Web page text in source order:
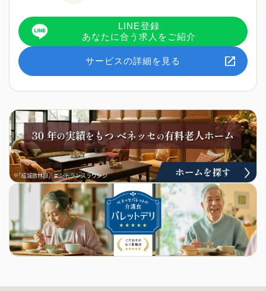
LINE登録
あなたに合う求人をご紹介
サービスの詳細を見る